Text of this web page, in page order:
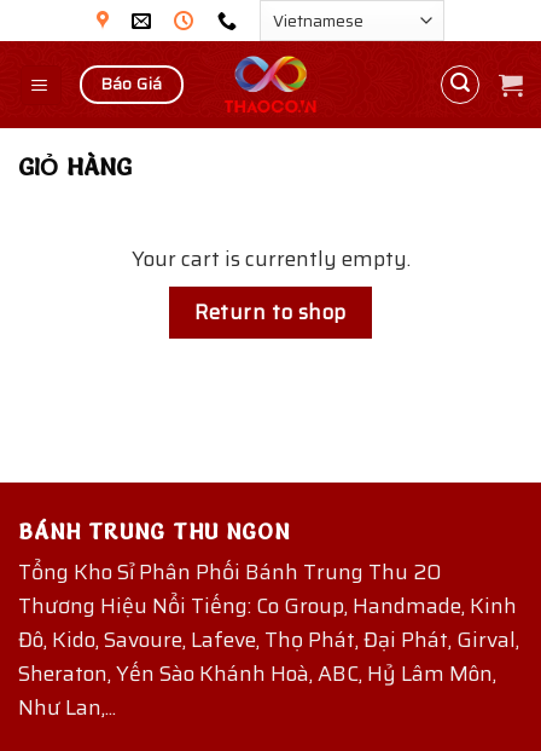
to
content
Báo Giá
GIỎ HÀNG
Your cart is currently empty.
Return to shop
BÁNH TRUNG THU NGON
Tổng Kho Sỉ Phân Phối Bánh Trung Thu 20
Thương Hiệu Nổi Tiếng: Co Group, Handmade, Kinh
Đô, Kido, Savoure, Lafeve, Thọ Phát, Đại Phát, Girval,
Sheraton, Yến Sào Khánh Hoà, ABC, Hỷ Lâm Môn,
Như Lan,...